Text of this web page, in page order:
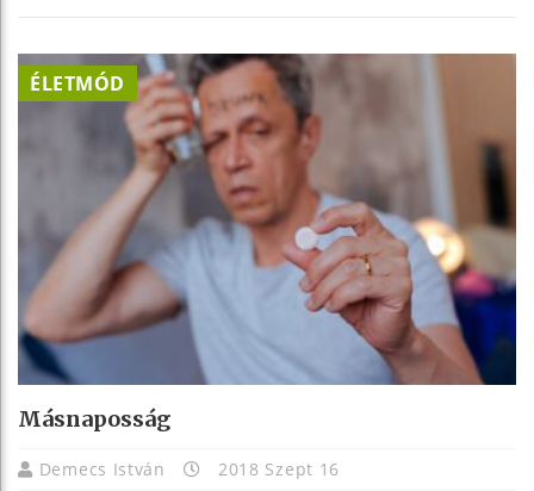
ÉLETMÓD
Másnaposság
Demecs István 2018 Szept 16